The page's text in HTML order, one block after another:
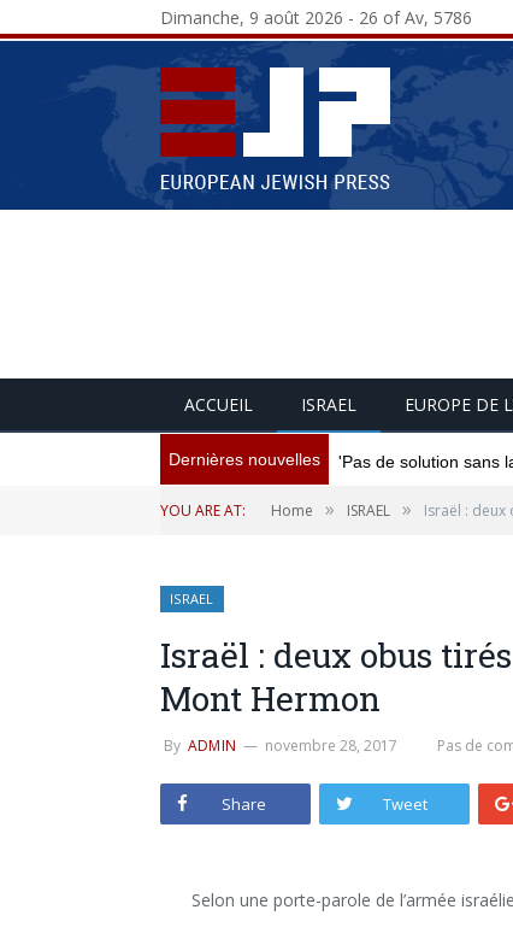
Dimanche, 9 août 2026 - 26 of Av, 5786
ACCUEIL ISRAEL EUROPE DE
Dernières nouvelles 'Pas de solution sans
YOU ARE AT: Home » ISRAEL » Israël : deux
ISRAEL
Israël : deux obus
Mont Hermon
By ADMIN novembre 28, 2017 Pas de
Share Tweet
Selon une porte-parole de l’armée